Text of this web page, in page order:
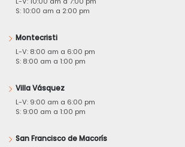
S: 10:00 am a 2:00 pm
Montecristi
L-V: 8:00 am a 6:00 pm
S: 8:00 am a 1:00 pm
Villa Vásquez
L-V: 9:00 am a 6:00 pm
S: 9:00 am a 1:00 pm
San Francisco de Macorís